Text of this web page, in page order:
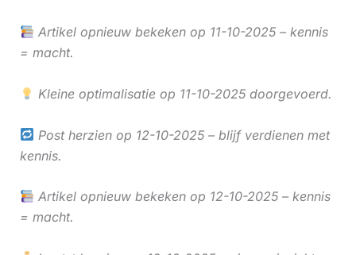
Artikel opnieuw bekeken op 11-10-2025 – kennis
= macht.
Kleine optimalisatie op 11-10-2025 doorgevoerd.
Post herzien op 12-10-2025 – blijf verdienen met
kennis.
Artikel opnieuw bekeken op 12-10-2025 – kennis
= macht.